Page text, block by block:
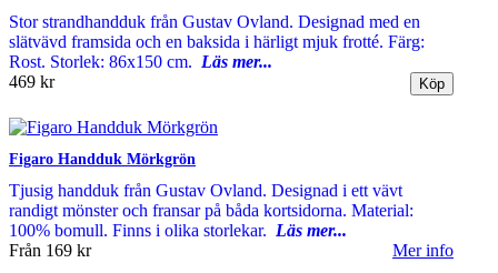
Stor strandhandduk från Gustav Ovland. Designad med en
slätvävd framsida och en baksida i härligt mjuk frotté. Färg:
Rost. Storlek: 86x150 cm. Läs mer...
469 kr
Figaro Handduk Mörkgrön
Tjusig handduk från Gustav Ovland. Designad i ett vävt
randigt mönster och fransar på båda kortsidorna. Material:
100% bomull. Finns i olika storlekar. Läs mer...
Från 169 kr Mer info